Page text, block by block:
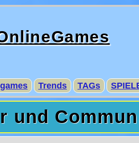
Trends TAGs
und